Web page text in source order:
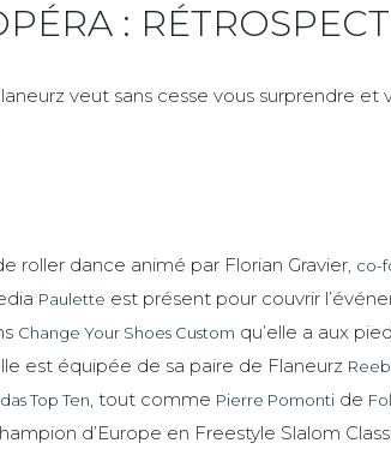
:
veut sans cesse vous surprendre et
roller dance animé par Florian Gravier, co-
Paulette est présent pour couvrir
Change Your Shoes Custom qu’elle a aux
est équipée de sa paire de Flaneurz
Top Ten, tout comme Pierre Pomonti de
d’Europe en Freestyle Slalom